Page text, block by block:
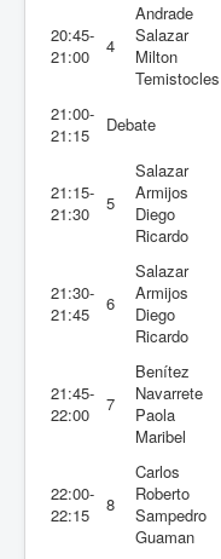
20:45-
21:00
4
Andrade
Salazar
Milton
Temistocles
21:00-
21:15
Debate
21:15-
21:30
5
Salazar
Armijos
Diego
Ricardo
21:30-
21:45
6
Salazar
Armijos
Diego
Ricardo
21:45-
22:00
7
Benítez
Navarrete
Paola
Maribel
22:00-
22:15
8
Carlos
Roberto
Sampedro
Guaman